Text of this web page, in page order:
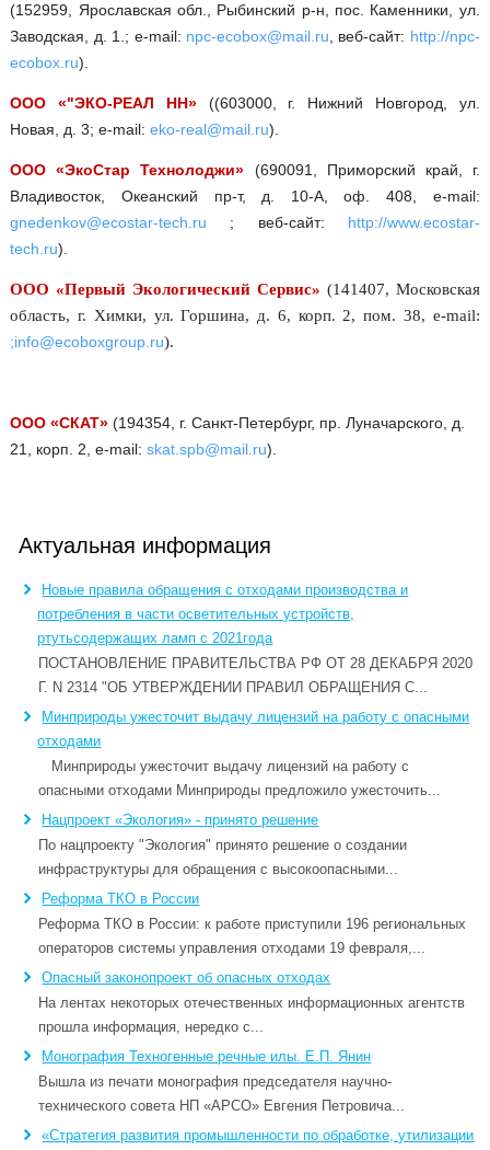
(152959, Ярославская обл., Рыбинский р-н, пос. Каменники, ул.
Заводская, д. 1.; e-mail: npc-ecobox@mail.ru, веб-сайт: http://npc-
ecobox.ru).
ООО «"ЭКО-РЕАЛ НН»((603000, г. Нижний Новгород, ул.
Новая, д. 3; e-mail:eko-real@mail.ru).
ООО «ЭкоСтар Технолоджи» (690091, Приморский край, г.
Владивосток, Океанский пр-т, д. 10-А, оф. 408, е-mail:
gnedenkov@ecostar-tech.ru ; веб-сайт: http://www.ecostar-
tech.ru).
ООО «Первый Экологический Сервис» (141407, Московская
область, г. Химки, ул. Горшина,д. 6, корп. 2,пом. 38, e-mail:
;info@ecoboxgroup.ru).
ООО «СКАТ» (194354, г. Санкт-Петербург, пр. Луначарского, д.
21, корп. 2,e-mail:skat.spb@mail.ru).
Актуальная информация
Новые правила обращения с отходами производства и
потребления в части осветительных устройств,
ртутьсодержащих ламп c 2021года
ПОСТАНОВЛЕНИЕ ПРАВИТЕЛЬСТВА РФ ОТ 28 ДЕКАБРЯ 2020
Г. N 2314 "ОБ УТВЕРЖДЕНИИ ПРАВИЛ ОБРАЩЕНИЯ С...
Минприроды ужесточит выдачу лицензий на работу с опасными
отходами
Минприроды ужесточит выдачу лицензий на работу с
опасными отходами Минприроды предложило ужесточить...
Нацпроект «Экология» - принято решение
По нацпроекту "Экология" принято решение о создании
инфраструктуры для обращения с высокоопасными...
Реформа ТКО в России
Реформа ТКО в России: к работе приступили 196 региональных
операторов системы управления отходами 19 февраля,...
Опасный законопроект об опасных отходах
На лентах некоторых отечественных информационных агентств
прошла информация, нередко с...
Монография Техногенные речные илы. Е.П. Янин
Вышла из печати монография председателя научно-
технического совета НП «АРСО» Евгения Петровича...
«Стратегия развития промышленности по обработке, утилизации